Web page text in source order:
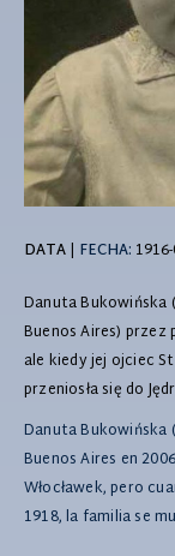
DATA| FECHA:
Danuta Bukowińska
Buenos Aires) przez
ale kiedy jej ojciec
przeniosła się do
Danuta Bukowińska
Buenos Aires en
Włocławek, pero
1918, la familia se